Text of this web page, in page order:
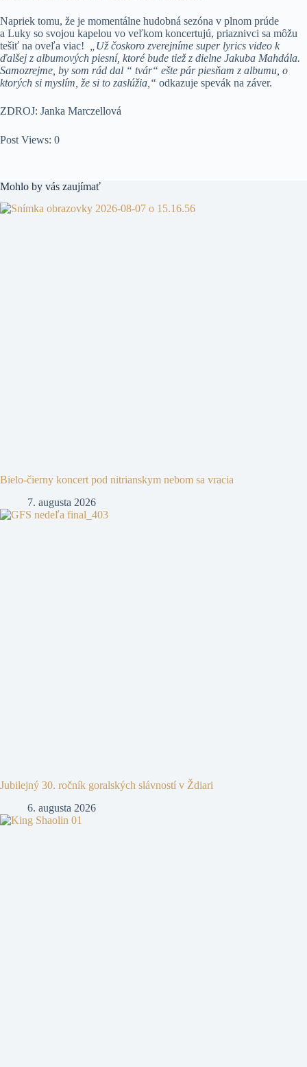
Napriek tomu, že je momentálne hudobná sezóna v plnom prúde
a Luky so svojou kapelou vo veľkom koncertujú, priaznivci sa môžu
tešiť na oveľa viac!
„Už čoskoro zverejníme super lyrics video k
ďalšej z albumových piesní, ktoré bude tiež z dielne Jakuba Mahdála.
Samozrejme, by som rád dal “ tvár“ ešte pár piesňam z albumu, o
ktorých si myslím, že si to zaslúžia,“ odkazuje spevák na záver.
ZDROJ: Janka Marczellová
Post Views: 0
Mohlo by vás zaujímať
Bielo-čierny koncert pod nitrianskym nebom sa vracia
7. augusta 2026
Jubilejný 30. ročník goralských slávností v Ždiari
6. augusta 2026